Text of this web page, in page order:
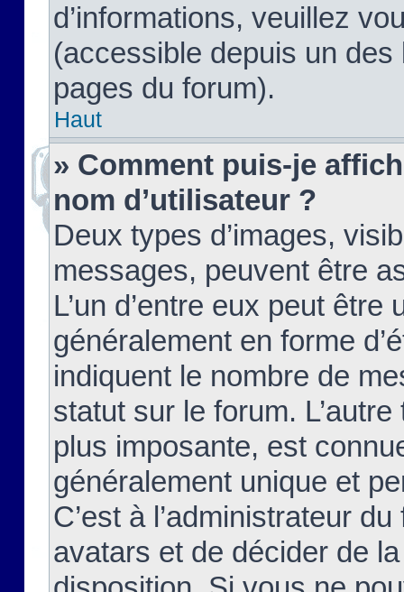
d’informations, veuillez
(accessible depuis un
pages du forum).
Haut
» Comment puis-je
nom d’utilisateur ?
Deux types d’images,
messages, peuvent être
L’un d’entre eux peut
généralement en forme
indiquent le nombre de
statut sur le forum.
plus imposante, est
généralement unique et
C’est à l’administrateur
avatars et de décider de